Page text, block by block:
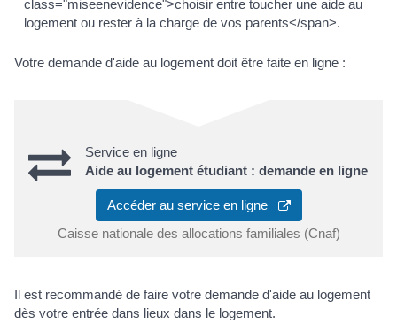
class="miseenevidence">choisir entre toucher une aide au
logement ou rester à la charge de vos parents</span>.
Votre demande d'aide au logement doit être faite en ligne :
Service en ligne
Aide au logement étudiant : demande en ligne
Accéder au service en ligne
Caisse nationale des allocations familiales (Cnaf)
Il est recommandé de faire votre demande d'aide au logement
dès votre entrée dans lieux dans le logement.